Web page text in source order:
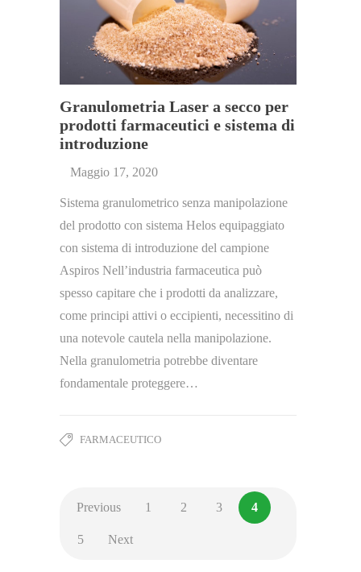
Granulometria Laser a secco per
prodotti farmaceutici e sistema di
introduzione
Maggio 17, 2020
Sistema granulometrico senza manipolazione
del prodotto con sistema Helos equipaggiato
con sistema di introduzione del campione
Aspiros Nell’industria farmaceutica può
spesso capitare che i prodotti da analizzare,
come principi attivi o eccipienti, necessitino di
una notevole cautela nella manipolazione.
Nella granulometria potrebbe diventare
fondamentale proteggere…
FARMACEUTICO
Previous 1 2 3 4
5 Next